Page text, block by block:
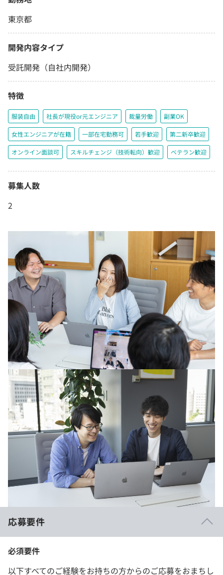
東京都
開発内容タイプ
受託開発（自社内開発）
特徴
服装自由 社長が現役or元エンジニア 裁量労働 副業OK
女性エンジニアが在籍 一部在宅勤務可 若手歓迎 第二新卒歓迎
オンライン面談可 スキルチェンジ（技術転向）歓迎 ベテラン歓迎
募集人数
2
応募要件
必須要件
以下すべてのご経験をお持ちの方からのご応募をおまちし